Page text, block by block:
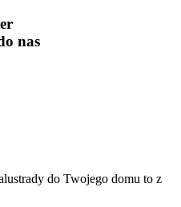
nas
do Twojego domu to z